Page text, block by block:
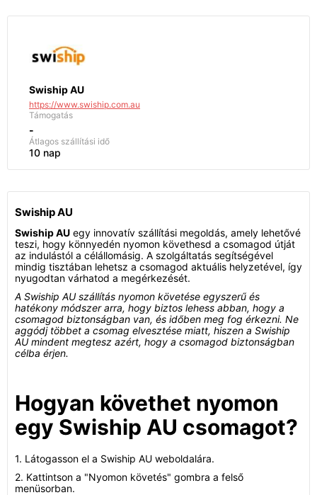
Swiship AU
https://www.swiship.com.au
Támogatás
-
Átlagos szállítási idő
10 nap
Swiship AU
Swiship AU egy innovatív szállítási megoldás, amely lehetővé
teszi, hogy könnyedén nyomon követhesd a csomagod útját
az indulástól a célállomásig. A szolgáltatás segítségével
mindig tisztában lehetsz a csomagod aktuális helyzetével, így
nyugodtan várhatod a megérkezését.
A Swiship AU szállítás nyomon követése egyszerű és
hatékony módszer arra, hogy biztos lehess abban, hogy a
csomagod biztonságban van, és időben meg fog érkezni. Ne
aggódj többet a csomag elvesztése miatt, hiszen a Swiship
AU mindent megtesz azért, hogy a csomagod biztonságban
célba érjen.
Hogyan követhet nyomon
egy Swiship AU csomagot?
1. Látogasson el a Swiship AU weboldalára.
2. Kattintson a "Nyomon követés" gombra a felső
menüsorban.